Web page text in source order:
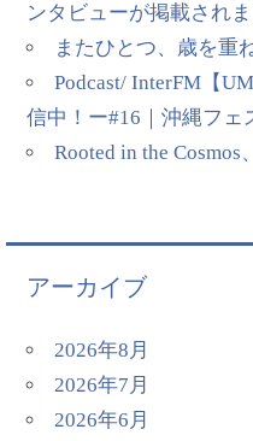
ンタビューが掲載されま
またひとつ、歳を重
Podcast/ InterFM【
信中！ー#16｜沖縄フェ
Rooted in the Cosmos
アーカイブ
2026年8月
2026年7月
2026年6月